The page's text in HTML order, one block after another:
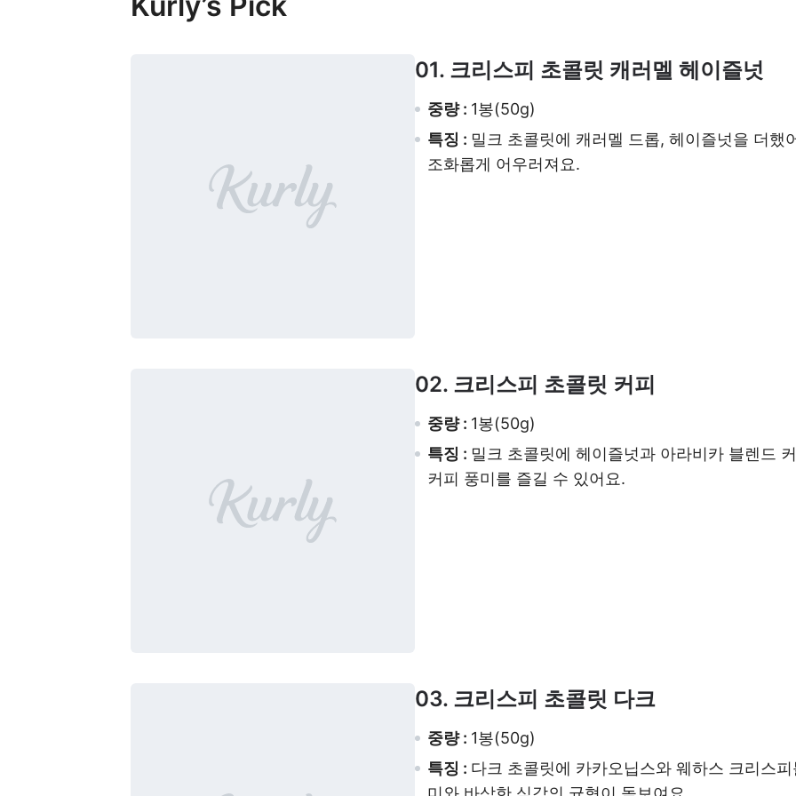
01. 크리스피 초콜릿 캐러멜 헤이즐넛
중량 : 1봉(50g)
특징 : 밀크 초콜릿에 캐러멜 드롭, 헤이즐넛을 더했
조화롭게 어우러져요.
02. 크리스피 초콜릿 커피
중량 : 1봉(50g)
특징 : 밀크 초콜릿에 헤이즐넛과 아라비카 블렌드
커피 풍미를 즐길 수 있어요.
03. 크리스피 초콜릿 다크
중량 : 1봉(50g)
특징 : 다크 초콜릿에 카카오닙스와 웨하스 크리스